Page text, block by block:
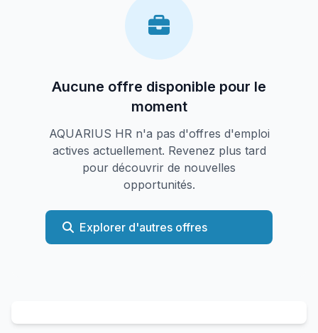
Aucune offre disponible pour le
moment
AQUARIUS HR n'a pas d'offres d'emploi
actives actuellement. Revenez plus tard
pour découvrir de nouvelles
opportunités.
Explorer d'autres offres